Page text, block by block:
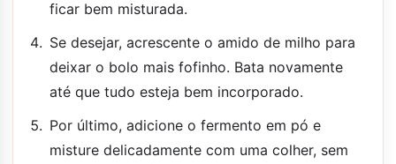
ficar bem misturada.
Se desejar, acrescente o amido de milho para
deixar o bolo mais fofinho. Bata novamente
até que tudo esteja bem incorporado.
Por último, adicione o fermento em pó e
misture delicadamente com uma colher, sem